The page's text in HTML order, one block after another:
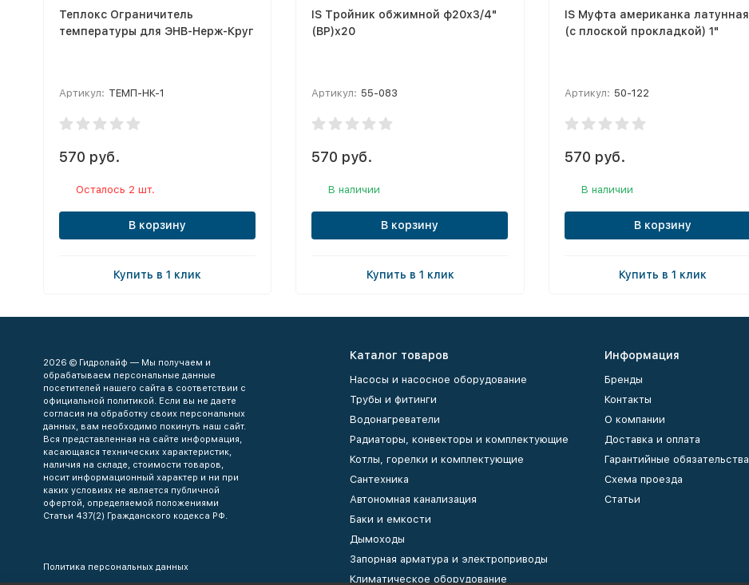
Теплокс Ограничитель
температуры для ЭНВ-Нерж-Круг
Артикул: ТЕМП-НК-1
570 руб.
Осталось 2 шт.
В корзину
Купить в 1 клик
IS Тройник обжимной ф20х3/4"
(ВР)х20
Артикул: 55-083
570 руб.
В наличии
В корзину
Купить в 1 клик
IS Муфта американка латунная
(с плоской прокладкой) 1"
Артикул: 50-122
570 руб.
В наличии
В корзину
Купить в 1 клик
2026 © Гидролайф — Мы получаем и
обрабатываем персональные данные
посетителей нашего сайта в соответствии с
официальной политикой. Если вы не даете
согласия на обработку своих персональных
данных, вам необходимо покинуть наш сайт.
Вся представленная на сайте информация,
касающаяся технических характеристик,
наличия на складе, стоимости товаров,
носит информационный характер и ни при
каких условиях не является публичной
офертой, определяемой положениями
Статьи 437(2) Гражданского кодекса РФ.
Политика персональных данных
Каталог товаров
Насосы и насосное оборудование
Трубы и фитинги
Водонагреватели
Радиаторы, конвекторы и комплектующие
Котлы, горелки и комплектующие
Сантехника
Автономная канализация
Баки и емкости
Дымоходы
Запорная арматура и электроприводы
Климатическое оборудование
Информация
Бренды
Контакты
О компании
Доставка и оплата
Гарантийные обязательства
Схема проезда
Статьи